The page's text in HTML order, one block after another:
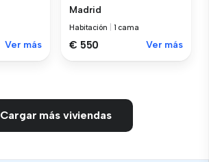
Ver más
Madrid
Habitación 1 cama
€ 550 Ver más
Cargar más viviendas